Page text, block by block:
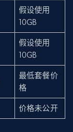
假设使用
10GB
假设使用
10GB
最低套餐价
格
价格未公开